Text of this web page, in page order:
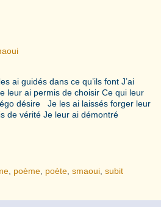
ai guidés dans ce qu’ils font J’ai
leur ai permis de choisir Ce qui leur
désire Je les ai laissés forger leur
de vérité Je leur ai démontré
poème poète ,smaoui ,subit